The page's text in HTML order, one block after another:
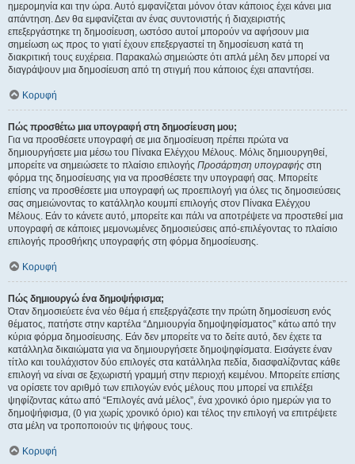
ημερομηνία και την ώρα. Αυτό εμφανίζεται μόνον όταν κάποιος έχει κάνει μια
απάντηση. Δεν θα εμφανίζεται αν ένας συντονιστής ή διαχειριστής
επεξεργάστηκε τη δημοσίευση, ωστόσο αυτοί μπορούν να αφήσουν μια
σημείωση ως προς το γιατί έχουν επεξεργαστεί τη δημοσίευση κατά τη
διακριτική τους ευχέρεια. Παρακαλώ σημειώστε ότι απλά μέλη δεν μπορεί να
διαγράψουν μια δημοσίευση από τη στιγμή που κάποιος έχει απαντήσει.
Κορυφή
Πώς προσθέτω μια υπογραφή στη δημοσίευση μου;
Για να προσθέσετε υπογραφή σε μια δημοσίευση πρέπει πρώτα να
δημιουργήσετε μια μέσω του Πίνακα Ελέγχου Μέλους. Μόλις δημιουργηθεί,
μπορείτε να σημειώσετε το πλαίσιο επιλογής Προσάρτηση υπογραφής στη
φόρμα της δημοσίευσης για να προσθέσετε την υπογραφή σας. Μπορείτε
επίσης να προσθέσετε μια υπογραφή ως προεπιλογή για όλες τις δημοσιεύσεις
σας σημειώνοντας το κατάλληλο κουμπί επιλογής στον Πίνακα Ελέγχου
Μέλους. Εάν το κάνετε αυτό, μπορείτε και πάλι να αποτρέψετε να προστεθεί μια
υπογραφή σε κάποιες μεμονωμένες δημοσιεύσεις από-επιλέγοντας το πλαίσιο
επιλογής προσθήκης υπογραφής στη φόρμα δημοσίευσης.
Κορυφή
Πώς δημιουργώ ένα δημοψήφισμα;
Όταν δημοσιεύετε ένα νέο θέμα ή επεξεργάζεστε την πρώτη δημοσίευση ενός
θέματος, πατήστε στην καρτέλα “Δημιουργία δημοψηφίσματος” κάτω από την
κύρια φόρμα δημοσίευσης. Εάν δεν μπορείτε να το δείτε αυτό, δεν έχετε τα
κατάλληλα δικαιώματα για να δημιουργήσετε δημοψηφίσματα. Εισάγετε έναν
τίτλο και τουλάχιστον δύο επιλογές στα κατάλληλα πεδία, διασφαλίζοντας κάθε
επιλογή να είναι σε ξεχωριστή γραμμή στην περιοχή κειμένου. Μπορείτε επίσης
να ορίσετε τον αριθμό των επιλογών ενός μέλους που μπορεί να επιλέξει
ψηφίζοντας κάτω από “Επιλογές ανά μέλος”, ένα χρονικό όριο ημερών για το
δημοψήφισμα, (0 για χωρίς χρονικό όριο) και τέλος την επιλογή να επιτρέψετε
στα μέλη να τροποποιούν τις ψήφους τους.
Κορυφή